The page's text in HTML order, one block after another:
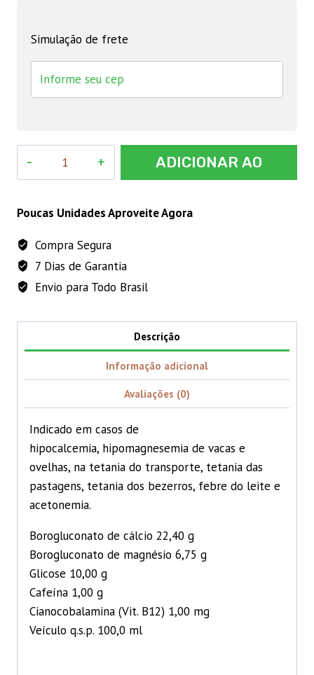
Simulação de frete
500mL
ADICIONAR AO
Poucas Unidades Aproveite Agora
Compra Segura
7 Dias de Garantia
Envio para Todo Brasil
Descrição
Informação adicional
Avaliações (0)
Indicado em casos de
hipocalcemia, hipomagnesemia de vacas e
ovelhas, na tetania do transporte, tetania das
pastagens, tetania dos bezerros, febre do leite e
acetonemia.
Borogluconato de cálcio 22,40 g
Borogluconato de magnésio 6,75 g
Glicose 10,00 g
Cafeína 1,00 g
Cianocobalamina (Vit. B12) 1,00 mg
Veículo q.s.p. 100,0 ml